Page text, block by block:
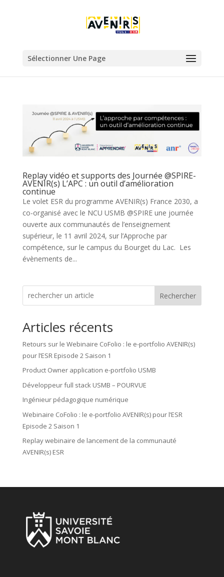
Sélectionner Une Page
Replay vidéo et supports des Journée @SPIRE-
AVENIR(s) L’APC : un outil d’amélioration
continue
Le volet ESR du programme AVENIR(s) France 2030, a
co-organisé avec le NCU USMB @SPIRE une journée
ouverte aux communautés de l’enseignement
supérieur, le 11 avril 2024, sur l’Approche par
compétence, sur le campus du Bourget du Lac. Les
évènements de...
Rechercher
Articles récents
Retours sur le Webinaire CoFolio : le e-portfolio AVENIR(s)
pour l’ESR Episode 2 Saison 1
Product Owner application e-portfolio USMB
Développeur full stack USMB – POURVUE
Ingénieur pédagogique numérique
Webinaire CoFolio : le e-portfolio AVENIR(s) pour l’ESR
Episode 2 Saison 1
Replay webinaire de lancement de la communauté
AVENIR(s) ESR